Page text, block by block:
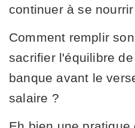
continuer à se
Comment remplir
sacrifier l'équilibre
banque avant le
salaire ?